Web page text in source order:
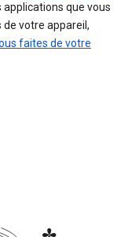
applications que vous
votre appareil,
faites de votre